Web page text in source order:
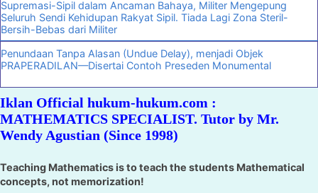
Supremasi-Sipil dalam Ancaman Bahaya, Militer Mengepung
Seluruh Sendi Kehidupan Rakyat Sipil. Tiada Lagi Zona Steril-
Bersih-Bebas dari Militer
Penundaan Tanpa Alasan (Undue Delay), menjadi Objek
PRAPERADILAN—Disertai Contoh Preseden Monumental
Iklan Official hukum-hukum.com :
MATHEMATICS SPECIALIST. Tutor by Mr.
Wendy Agustian (Since 1998)
Teaching Mathematics is to teach the students Mathematical
concepts, not memorization!